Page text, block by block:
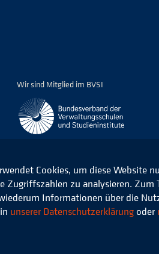
Wir sind Mitglied im BVSI
Verwaltung e.V.
Cookies, um diese Website
Zugriffszahlen zu analysieren. Zum
Informationen über die
unserer Datenschutzerklärung oder